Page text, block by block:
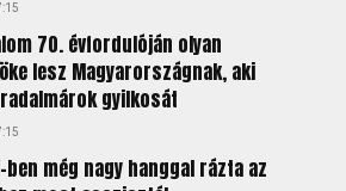
70. évfordulóján olyan
lesz Magyarországnak, aki
gyilkosát
ben még nagy hanggal rázta az